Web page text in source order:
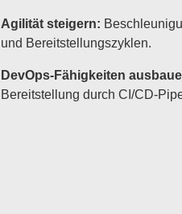
Agilität steigern:
und Bereitstellungszyklen.
DevOps-Fähigkeiten
Bereitstellung durch CI/CD-